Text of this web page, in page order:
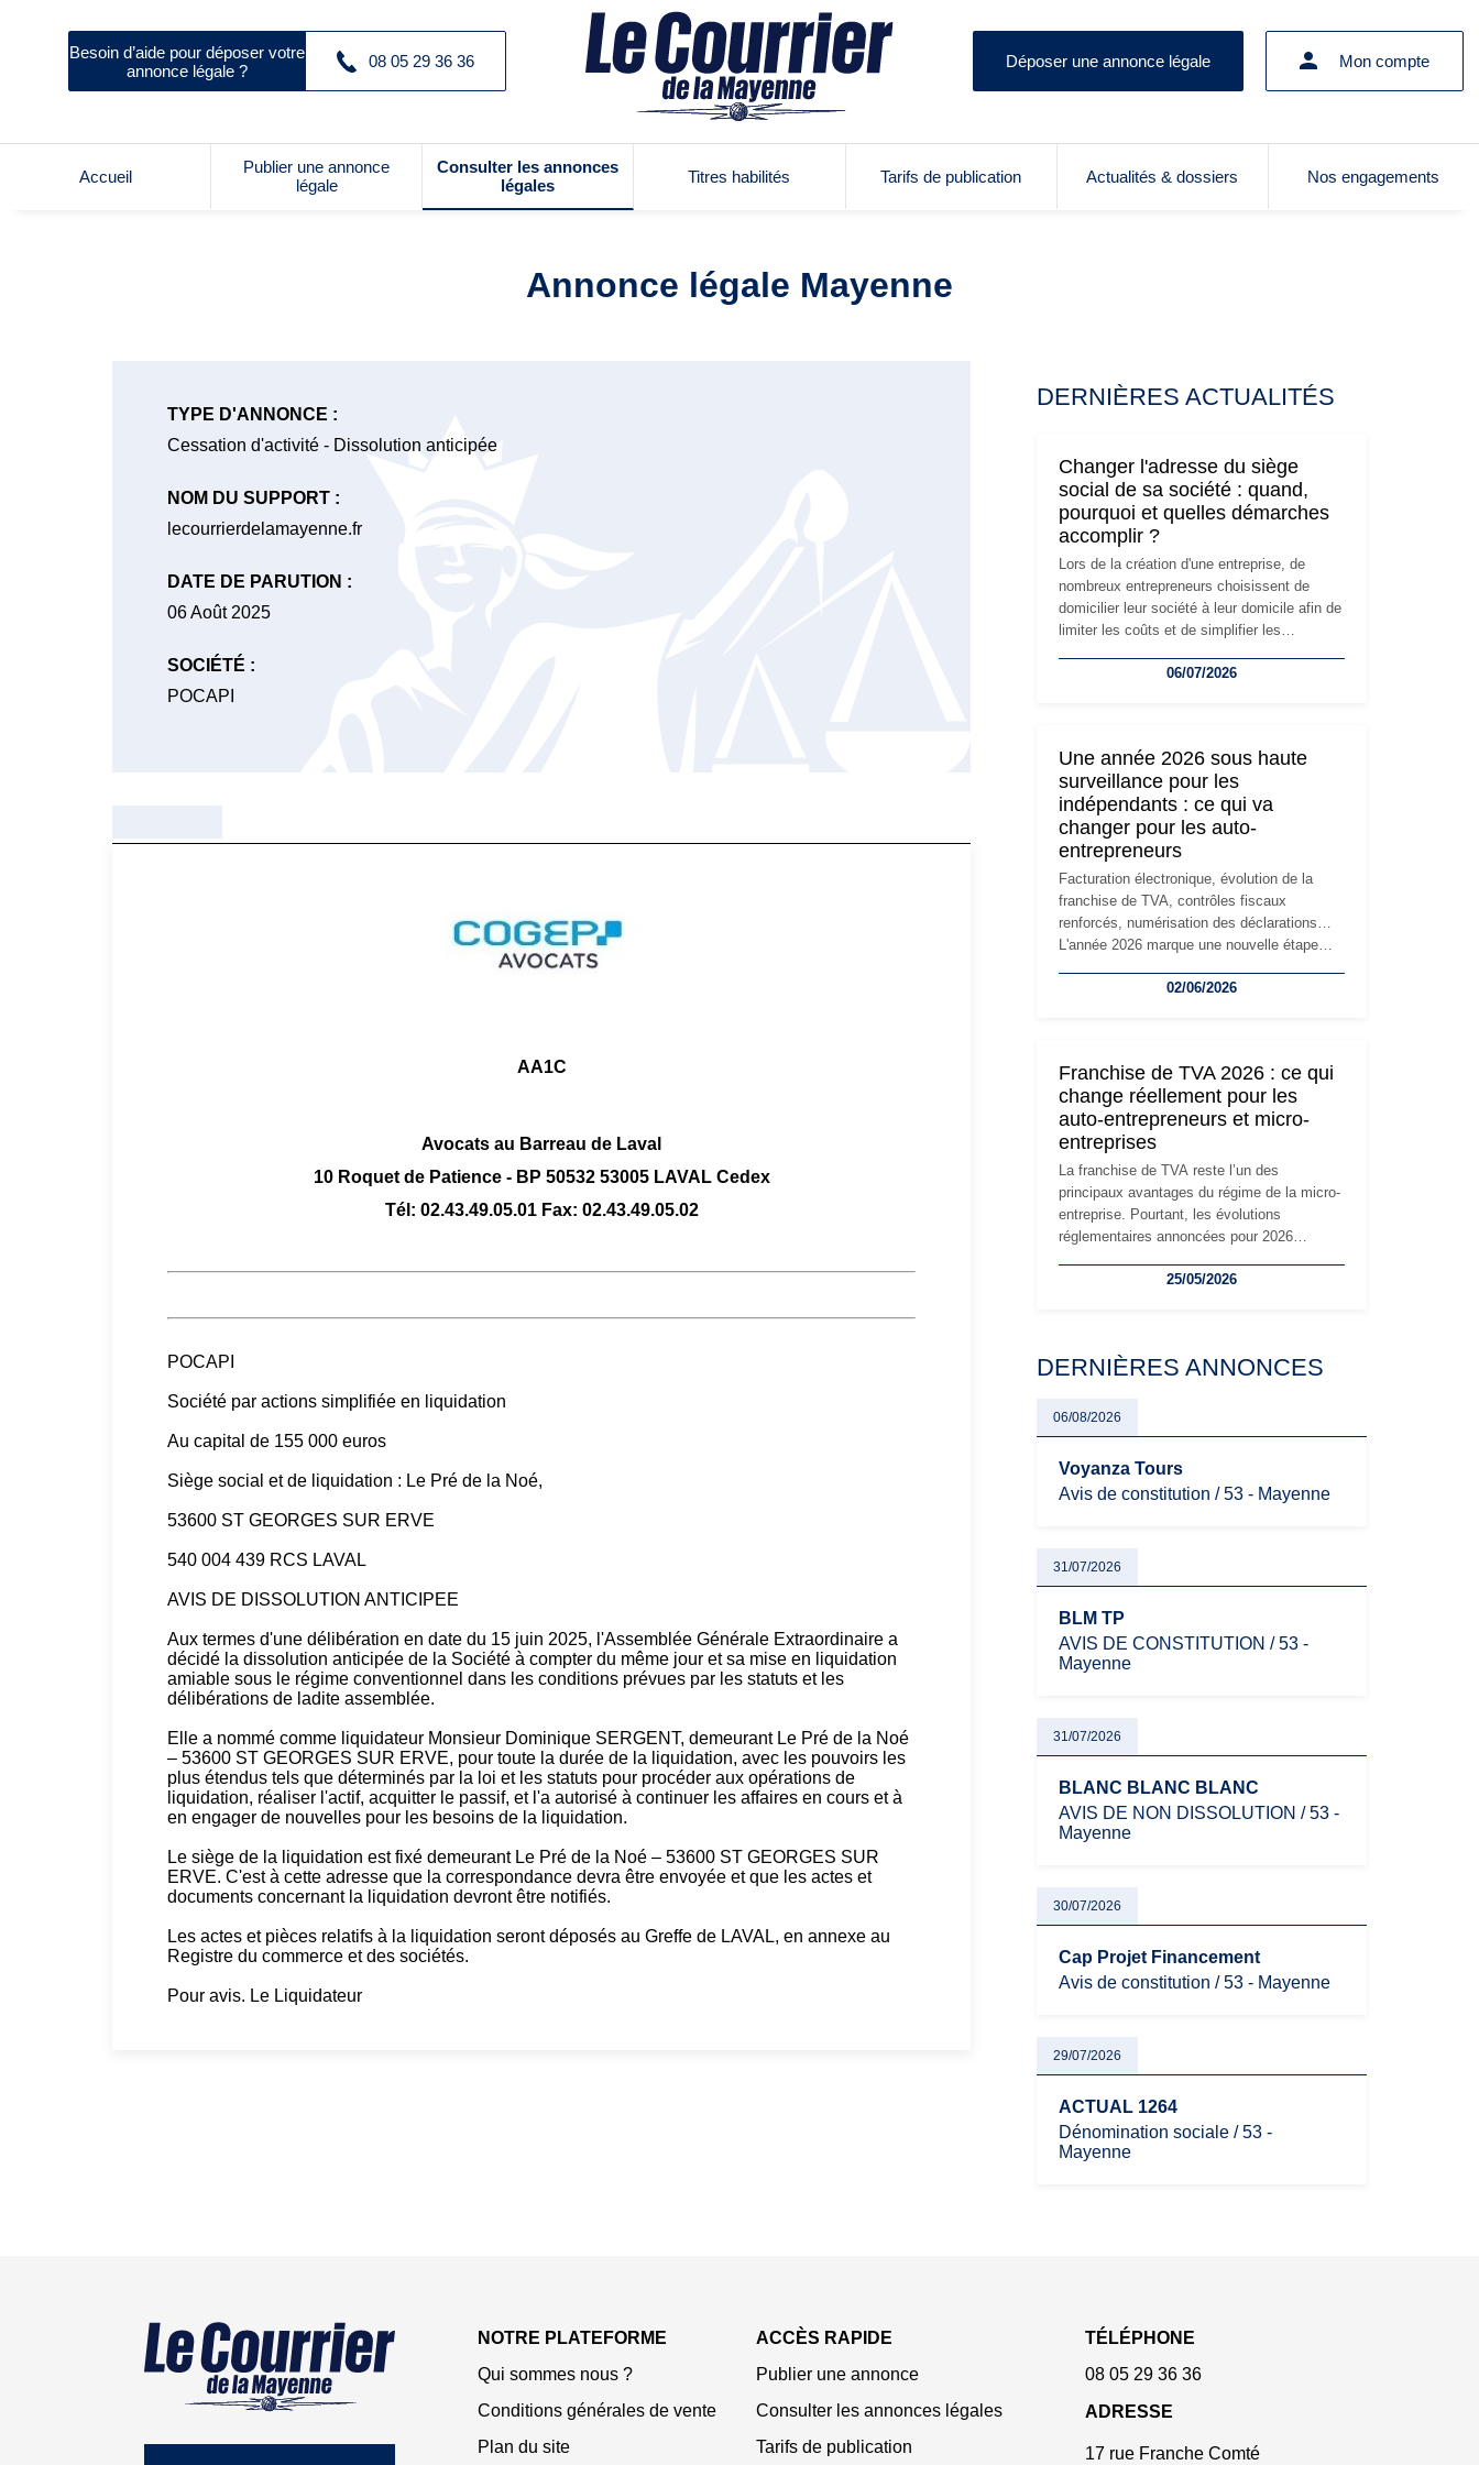
Besoin d’aide pour déposer votre
annonce légale ?
08 05 29 36 36 Déposer une annonce légale Mon compte
Accueil
Publier une annonce
légale
Consulter les annonces
légales
Titres habilités Tarifs de publication Actualités & dossiers Nos engagements
Annonce légale Mayenne
TYPE D'ANNONCE :
Cessation d'activité - Dissolution anticipée
NOM DU SUPPORT :
lecourrierdelamayenne.fr
DATE DE PARUTION :
06 Août 2025
SOCIÉTÉ :
POCAPI
AA1C
Avocats au Barreau de Laval
10 Roquet de Patience - BP 50532 53005 LAVAL Cedex
Tél: 02.43.49.05.01 Fax: 02.43.49.05.02
POCAPI
Société par actions simplifiée en liquidation
Au capital de 155 000 euros
Siège social et de liquidation : Le Pré de la Noé,
53600 ST GEORGES SUR ERVE
540 004 439 RCS LAVAL
AVIS DE DISSOLUTION ANTICIPEE
Aux termes d'une délibération en date du 15 juin 2025, l'Assemblée Générale Extraordinaire a
décidé la dissolution anticipée de la Société à compter du même jour et sa mise en liquidation
amiable sous le régime conventionnel dans les conditions prévues par les statuts et les
délibérations de ladite assemblée.
Elle a nommé comme liquidateur Monsieur Dominique SERGENT, demeurant Le Pré de la Noé
– 53600 ST GEORGES SUR ERVE, pour toute la durée de la liquidation, avec les pouvoirs les
plus étendus tels que déterminés par la loi et les statuts pour procéder aux opérations de
liquidation, réaliser l'actif, acquitter le passif, et l'a autorisé à continuer les affaires en cours et à
en engager de nouvelles pour les besoins de la liquidation.
Le siège de la liquidation est fixé demeurant Le Pré de la Noé – 53600 ST GEORGES SUR
ERVE. C'est à cette adresse que la correspondance devra être envoyée et que les actes et
documents concernant la liquidation devront être notifiés.
Les actes et pièces relatifs à la liquidation seront déposés au Greffe de LAVAL, en annexe au
Registre du commerce et des sociétés.
Pour avis. Le Liquidateur
DERNIÈRES ACTUALITÉS
Changer l'adresse du siège
social de sa société : quand,
pourquoi et quelles démarches
accomplir ?
Lors de la création d'une entreprise, de
nombreux entrepreneurs choisissent de
domicilier leur société à leur domicile afin de
limiter les coûts et de simplifier les
l'activité, cette solution peut rapidement
siège social répond souvent à une nouvelle
étape de la vie de l'entreprise et implique
plusieurs formalités obligatoires.
06/07/2026
Une année 2026 sous haute
surveillance pour les
indépendants : ce qui va
changer pour les auto-
entrepreneurs
Facturation électronique, évolution de la
franchise de TVA, contrôles fiscaux
renforcés, numérisation des déclarations…
L'année 2026 marque une nouvelle étape
travailleurs indépendants. Si le régime de la
réglementaire plus exigeant. Décryptage des
principaux changements et des précautions
à prendre pour éviter les mauvaises
surprises.
02/06/2026
Franchise de TVA 2026 : ce qui
change réellement pour les
auto-entrepreneurs et micro-
entreprises
La franchise de TVA reste l’un des
principaux avantages du régime de la micro-
entreprise. Pourtant, les évolutions
réglementaires annoncées pour 2026
les auto-entrepreneurs, artisans et
évoluent dans un contexte de contrôle
oblige les indépendants à rester
particulièrement vigilants.
25/05/2026
DERNIÈRES ANNONCES
06/08/2026
Voyanza Tours
Avis de constitution / 53 - Mayenne
31/07/2026
BLM TP
AVIS DE CONSTITUTION / 53 -
Mayenne
31/07/2026
BLANC BLANC BLANC
AVIS DE NON DISSOLUTION / 53 -
Mayenne
30/07/2026
Cap Projet Financement
Avis de constitution / 53 - Mayenne
29/07/2026
ACTUAL 1264
Dénomination sociale / 53 -
Mayenne
NOTRE PLATEFORME
Qui sommes nous ?
Conditions générales de vente
Plan du site
ACCÈS RAPIDE
Publier une annonce
Consulter les annonces légales
Tarifs de publication
TÉLÉPHONE
08 05 29 36 36
ADRESSE
17 rue Franche Comté